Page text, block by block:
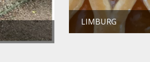
LIMBURG